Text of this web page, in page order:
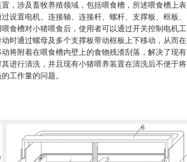
，涉及畜牧养殖领域，包括喂食槽，所述喂食槽上表
设置电机、连接轴、连接杆、螺杆、支撑板、框板、
食槽对小猪喂食后，使用者可以通过开关控制电机工
时通过螺母及多个支撑板带动框板上下移动，从而在
将附着在喂食槽内壁上的食物残渣刮落，解决了现有
进行清洗，并且现有小猪喂养装置在清洗后不便于将
工作量的问题。